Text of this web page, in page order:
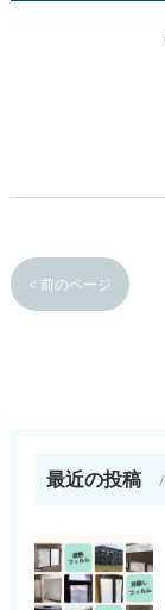
< 前のページ
最近の投稿